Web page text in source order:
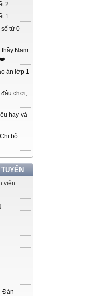
2....
1....
số từ 0
thầy Nam
án lớp 1
đâu chơi,
hay và
bộ
viên
Đán